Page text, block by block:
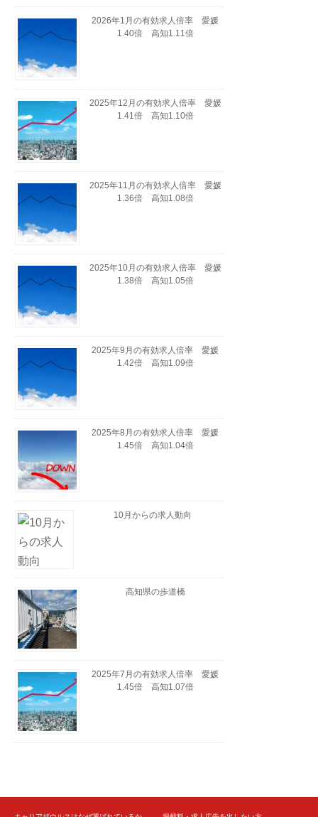
2026年1月の有効求人倍率 愛媛
1.40倍 高知1.11倍
2025年12月の有効求人倍率 愛媛
1.41倍 高知1.10倍
2025年11月の有効求人倍率 愛媛
1.36倍 高知1.08倍
2025年10月の有効求人倍率 愛媛
1.38倍 高知1.05倍
2025年9月の有効求人倍率 愛媛
1.42倍 高知1.09倍
2025年8月の有効求人倍率 愛媛
1.45倍 高知1.04倍
10月からの求人動向
高知県の歩道橋
2025年7月の有効求人倍率 愛媛
1.45倍 高知1.07倍